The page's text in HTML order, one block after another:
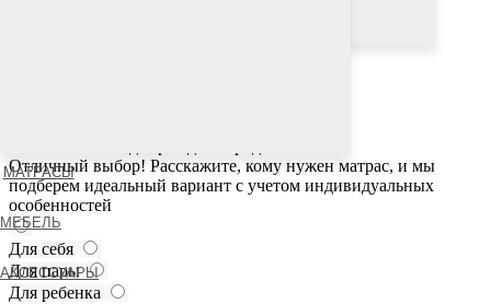
Отличный выбор! Расскажите, кому нужен матрас, и мы
подберем идеальный вариант с учетом индивидуальных
особенностей
Для себя
Для пары
Для ребенка
МАТРАСЫ
МЕБЕЛЬ
АКСЕССУАРЫ